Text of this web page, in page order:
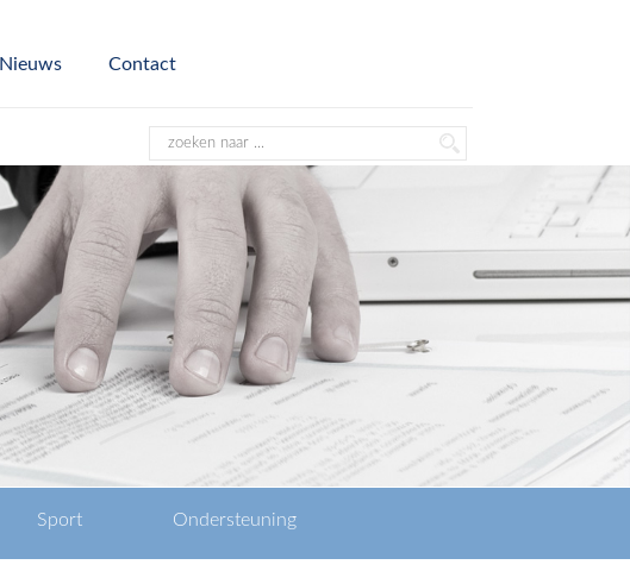
Nieuws Contact
Sport Ondersteuning